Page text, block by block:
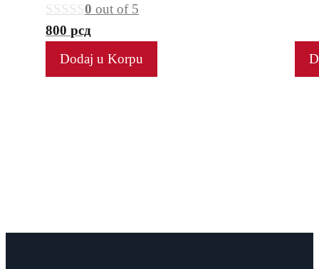
0 out of 5
800 рсд
Dodaj u Korpu